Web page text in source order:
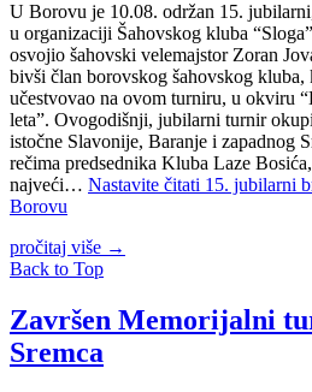
U Borovu je 10.08. održan 15.
u organizaciji Šahovskog kluba
osvojio šahovski velemajstor Zoran
bivši član borovskog šahovskog
učestvovao na ovom turniru, u okviru
leta”. Ovogodišnji, jubilarni turnir
istočne Slavonije, Baranje i zapadnog
rečima predsednika Kluba Laze
najveći… Nastavite čitati 15. jubilarni
Borovu
pročitaj više →
Back to Top
Završen Memorijalni
Sremca